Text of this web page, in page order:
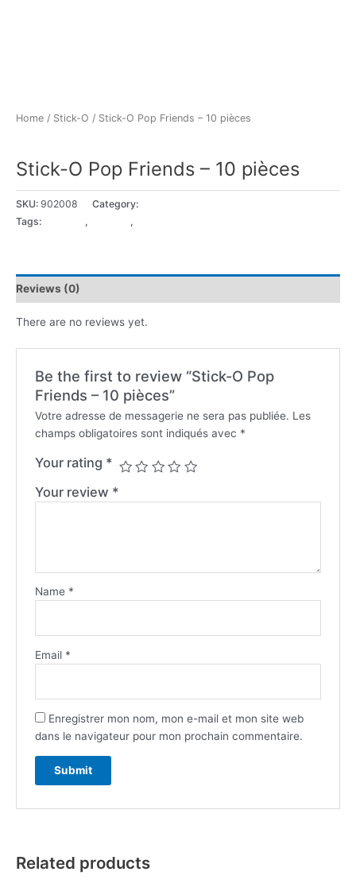
Home / Stick-O / Stick-O Pop Friends – 10 pièces
Stick-O Pop Friends – 10 pièces
SKU: 902008 Category:
Tags:
, ,
Reviews (0)
There are no reviews yet.
Be the first to review “Stick-O Pop
Friends – 10 pièces”
Votre adresse de messagerie ne sera pas publiée. Les
champs obligatoires sont indiqués avec *
Your rating *
Your review *
Name *
Email *
Enregistrer mon nom, mon e-mail et mon site web
dans le navigateur pour mon prochain commentaire.
Related products